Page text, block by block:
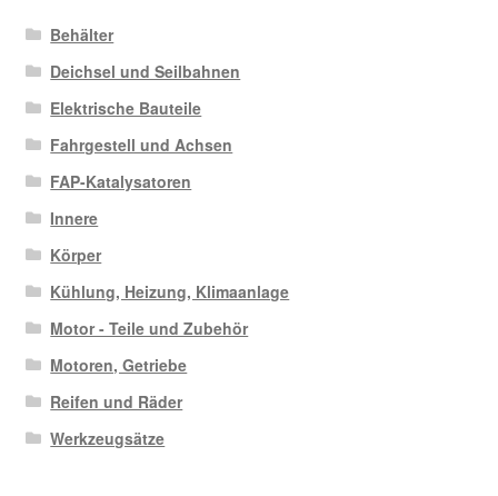
Behälter
Deichsel und Seilbahnen
Elektrische Bauteile
Fahrgestell und Achsen
FAP-Katalysatoren
Innere
Körper
Kühlung, Heizung, Klimaanlage
Motor - Teile und Zubehör
Motoren, Getriebe
Reifen und Räder
Werkzeugsätze